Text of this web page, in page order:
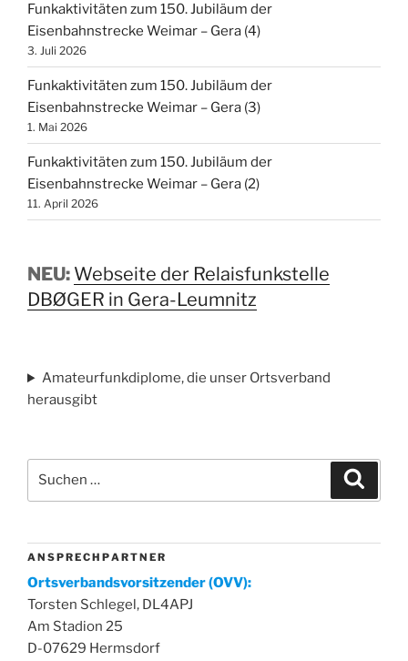
Funkaktivitäten zum 150. Jubiläum der
Eisenbahnstrecke Weimar – Gera (4)
3. Juli 2026
Funkaktivitäten zum 150. Jubiläum der
Eisenbahnstrecke Weimar – Gera (3)
1. Mai 2026
Funkaktivitäten zum 150. Jubiläum der
Eisenbahnstrecke Weimar – Gera (2)
11. April 2026
NEU: Webseite der Relaisfunkstelle
DBØGER in Gera-Leumnitz
Amateurfunkdiplome, die unser Ortsverband
herausgibt
nach:
A N S P R E C H P A R T N E R
Ortsverbandsvorsitzender (OVV):
Torsten Schlegel, DL4APJ
Am Stadion 25
D-07629 Hermsdorf